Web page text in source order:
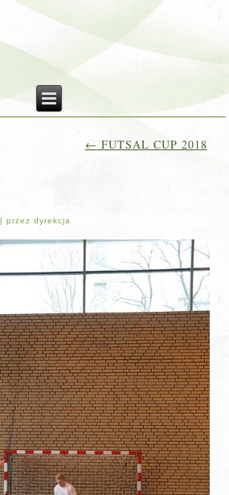
← FUTSAL CUP 2018
|przez dyrekcja